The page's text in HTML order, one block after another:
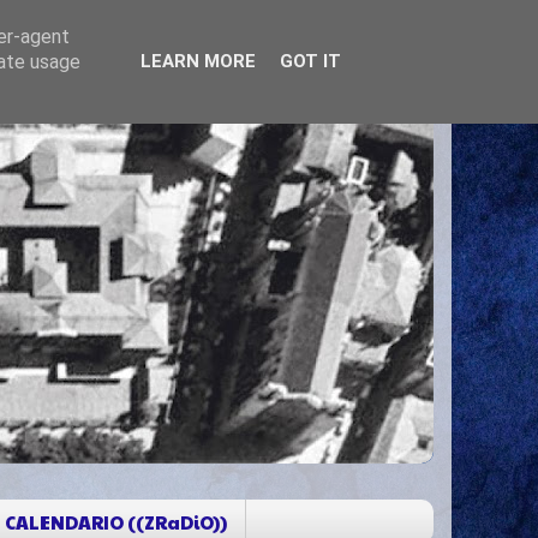
CALENDARIO ((ZRaDiO))
agent
usage
LEARN MORE GOT IT